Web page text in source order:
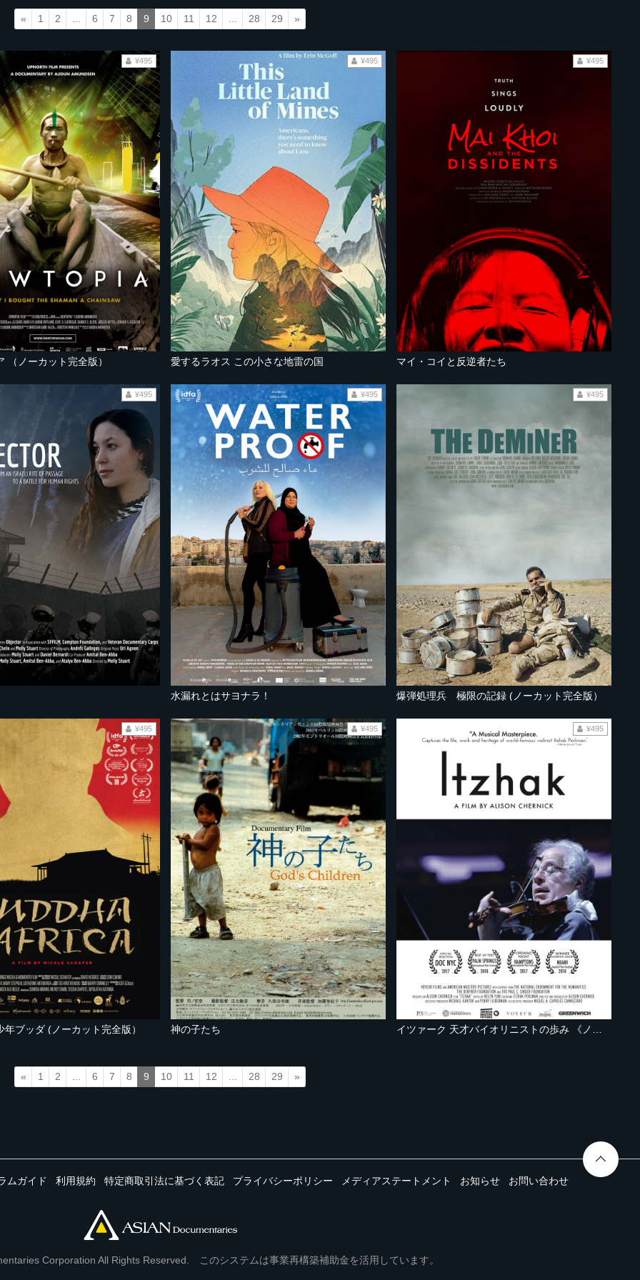
« 1 2 6 7 8 9 10 11 12 28 29 »
（ノーカット完全版）
¥495
愛するラオス この小さな地雷の国
¥495
マイ・コイと反逆者たち
¥495
¥495
水漏れとはサヨナラ！
¥495
爆弾処理兵 極限の記録 (ノーカット完全版）
¥495
年ブッダ (ノーカット完全版）
¥495
神の子たち
¥495 ¥495
« 1 2 6 7 8 9 10 11 12 28 29 »
ムガイド 利用規約 特定商取引法に基づく表記 プライバシーポリシー メディアステートメント お知らせ お問い合わせ
Corporation All Rights Reserved. このシステムは事業再構築補助金を活用しています。